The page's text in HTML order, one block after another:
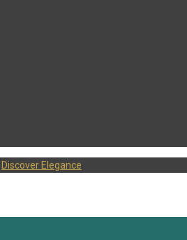
Discover Elegance